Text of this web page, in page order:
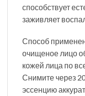
способствует
заживляет
Способ
очищеное лицо
кожей лица по
Снимите через
эссенцию